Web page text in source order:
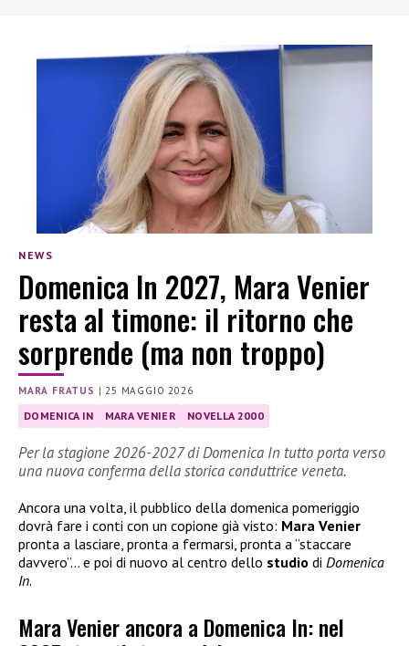
NEWS
Domenica In 2027, Mara Venier
resta al timone: il ritorno che
sorprende (ma non troppo)
MARA FRATUS |25 MAGGIO 2026
DOMENICA IN MARA VENIER NOVELLA 2000
Per la stagione 2026-2027 di Domenica In tutto porta verso
una nuova conferma della storica conduttrice veneta.
Ancora una volta, il pubblico della domenica pomeriggio
dovrà fare i conti con un copione già visto: Mara Venier
pronta a lasciare, pronta a fermarsi, pronta a “staccare
davvero”… e poi di nuovo al centro dello studio di Domenica
In.
Mara Venier ancora a Domenica In: nel